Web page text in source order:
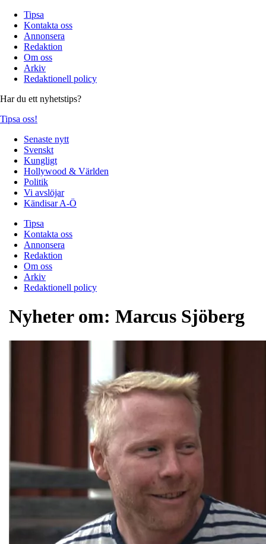
Tipsa
Kontakta oss
Annonsera
Redaktion
Om oss
Arkiv
Redaktionell policy
Har du ett nyhetstips?
Tipsa oss!
Senaste nytt
Svenskt
Kungligt
Hollywood & Världen
Politik
Vi avslöjar
Kändisar A-Ö
Tipsa
Kontakta oss
Annonsera
Redaktion
Om oss
Arkiv
Redaktionell policy
Nyheter om: Marcus Sjöberg